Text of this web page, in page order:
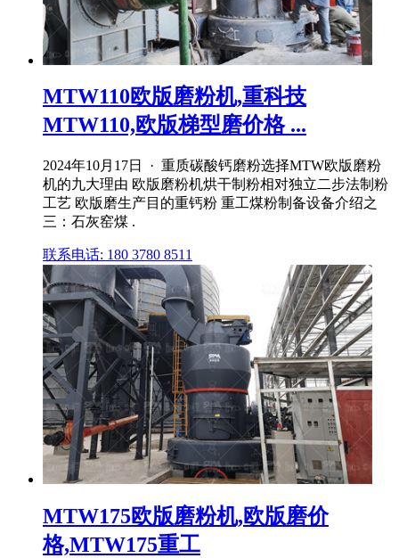
MTW110欧版磨粉机,重科技
MTW110,欧版梯型磨价格 ...
2024年10月17日 · 重质碳酸钙磨粉选择MTW欧版磨粉
机的九大理由 欧版磨粉机烘干制粉相对独立二步法制粉
工艺 欧版磨生产目的重钙粉 重工煤粉制备设备介绍之
三：石灰窑煤 .
联系电话: 180 3780 8511
MTW175欧版磨粉机,欧版磨价
格,MTW175重工